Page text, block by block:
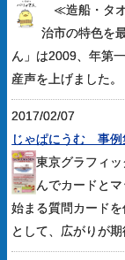
≪造船・タオ
治市の特色を
ん」は2009、年第
産声を上げました。
2017/02/07
じゃぱにうむ 事
東京グラフィ
んでカードと
始まる質問カード
として、広がり